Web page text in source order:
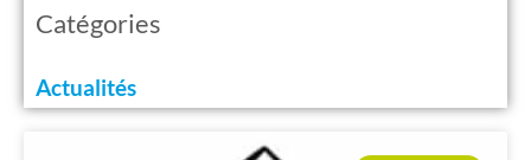
Catégories
Actualités